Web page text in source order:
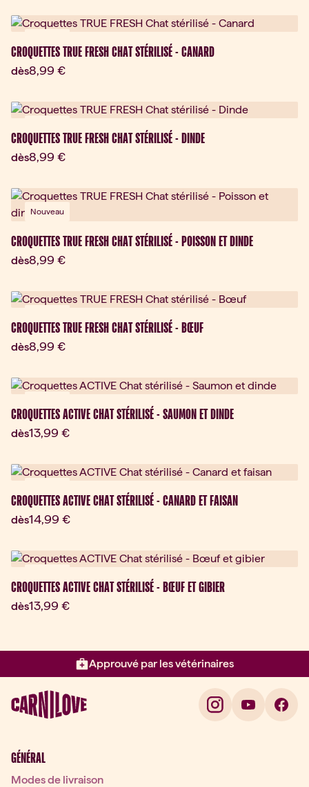
CROQUETTES TRUE FRESH CHAT STÉRILISÉ - CANARD
dèsPrix actuel:
8,99 €
CROQUETTES TRUE FRESH CHAT STÉRILISÉ - DINDE
dèsPrix actuel:
8,99 €
Nouveau
CROQUETTES TRUE FRESH CHAT STÉRILISÉ - POISSON ET DINDE
dèsPrix actuel:
8,99 €
CROQUETTES TRUE FRESH CHAT STÉRILISÉ - BŒUF
dèsPrix actuel:
8,99 €
CROQUETTES ACTIVE CHAT STÉRILISÉ - SAUMON ET DINDE
dèsPrix actuel:
13,99 €
CROQUETTES ACTIVE CHAT STÉRILISÉ - CANARD ET FAISAN
dèsPrix actuel:
14,99 €
CROQUETTES ACTIVE CHAT STÉRILISÉ - BŒUF ET GIBIER
dèsPrix actuel:
13,99 €
Approuvé par les vétérinaires
Élément 2 sur 3: Approuvé par
GÉNÉRAL
Modes de livraison